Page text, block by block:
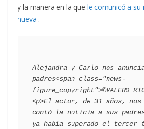
y la manera en la que le comunicó a su
nueva .
Alejandra y Carlo nos
padres<span class="news-
figure_copyright">©VALERO
<p>El actor, de 31 años,
contó la noticia a sus padres
ya había superado el tercer